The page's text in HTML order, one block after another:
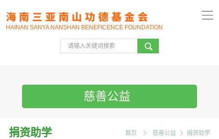
HAINAN SANYA NANSHAN BENEFICENCE FOUNDATION
慈善公益
捐资助学 首页 慈善公益 捐资助学